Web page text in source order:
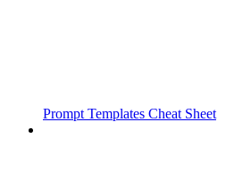
Prompt Templates Cheat Sheet